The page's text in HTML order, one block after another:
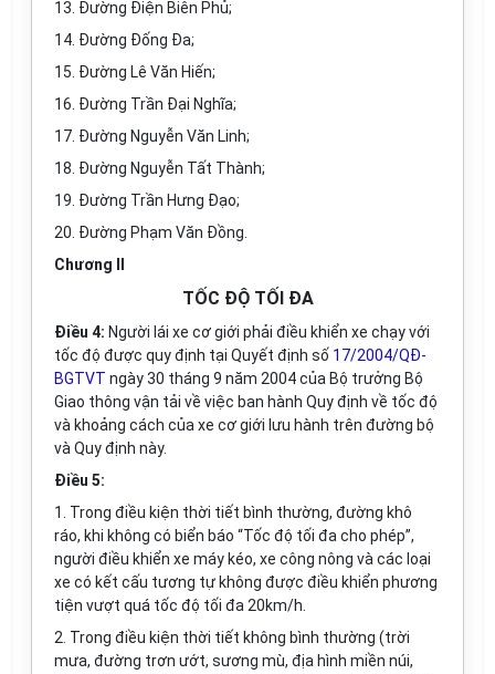
13. Đường Điện Biên Phủ;
14. Đường Đống Đa;
15. Đường Lê Văn Hiến;
16. Đường Trần Đại Nghĩa;
17. Đường Nguyễn Văn Linh;
18. Đường Nguyễn Tất Thành;
19. Đường Trần Hưng Đạo;
20. Đường Phạm Văn Đồng.
Chương II
TỐC ĐỘ TỐI ĐA
Điều 4: Người lái xe cơ giới phải điều khiển xe chạy với
tốc độ được quy định tại Quyết định số 17/2004/QĐ-
BGTVT ngày 30 tháng 9 năm 2004 của Bộ trưởng Bộ
Giao thông vận tải về việc ban hành Quy định về tốc độ
và khoảng cách của xe cơ giới lưu hành trên đường bộ
và Quy định này.
Điều 5:
1. Trong điều kiện thời tiết bình thường, đường khô
ráo, khi không có biển báo “Tốc độ tối đa cho phép”,
người điều khiển xe máy kéo, xe công nông và các loại
xe có kết cấu tương tự không được điều khiển phương
tiện vượt quá tốc độ tối đa 20km/h.
2. Trong điều kiện thời tiết không bình thường (trời
mưa, đường trơn ướt, sương mù, địa hình miền núi,